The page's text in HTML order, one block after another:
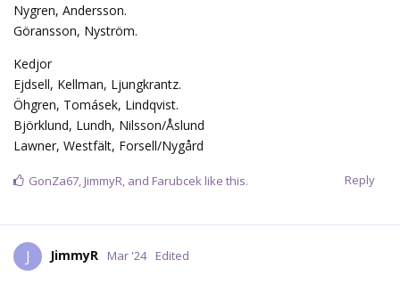
Nygren, Andersson.
Göransson, Nyström.
Kedjor
Ejdsell, Kellman, Ljungkrantz.
Öhgren, Tomásek, Lindqvist.
Björklund, Lundh, Nilsson/Åslund
Lawner, Westfält, Forsell/Nygård
Reply
GonZa67, JimmyR, and Farubcek like this.
J JimmyR Mar '24 Edited